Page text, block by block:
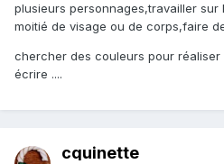
plusieurs personnages,travailler sur
moitié de visage ou de corps,faire
chercher des couleurs pour
écrire ....
cquinette